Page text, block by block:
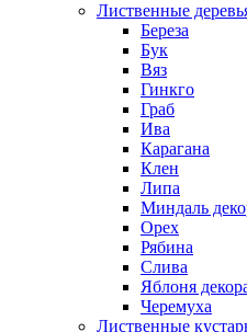
Лиственные
Береза
Бук
Вяз
Гинкго
Граб
Ива
Карагана
Клен
Липа
Миндаль
Орех
Рябина
Слива
Яблоня
Черемуха
Лиственные